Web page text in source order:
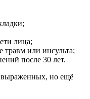
лица;
травм или инсульта;
после 30 лет.
выраженных, но ещё